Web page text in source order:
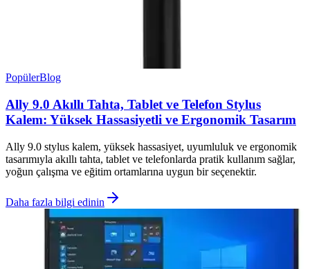
PopülerBlog
Ally 9.0 Akıllı Tahta, Tablet ve Telefon Stylus
Kalem: Yüksek Hassasiyetli ve Ergonomik Tasarım
Ally 9.0 stylus kalem, yüksek hassasiyet, uyumluluk ve ergonomik
tasarımıyla akıllı tahta, tablet ve telefonlarda pratik kullanım sağlar,
yoğun çalışma ve eğitim ortamlarına uygun bir seçenektir.
Daha fazla bilgi edinin